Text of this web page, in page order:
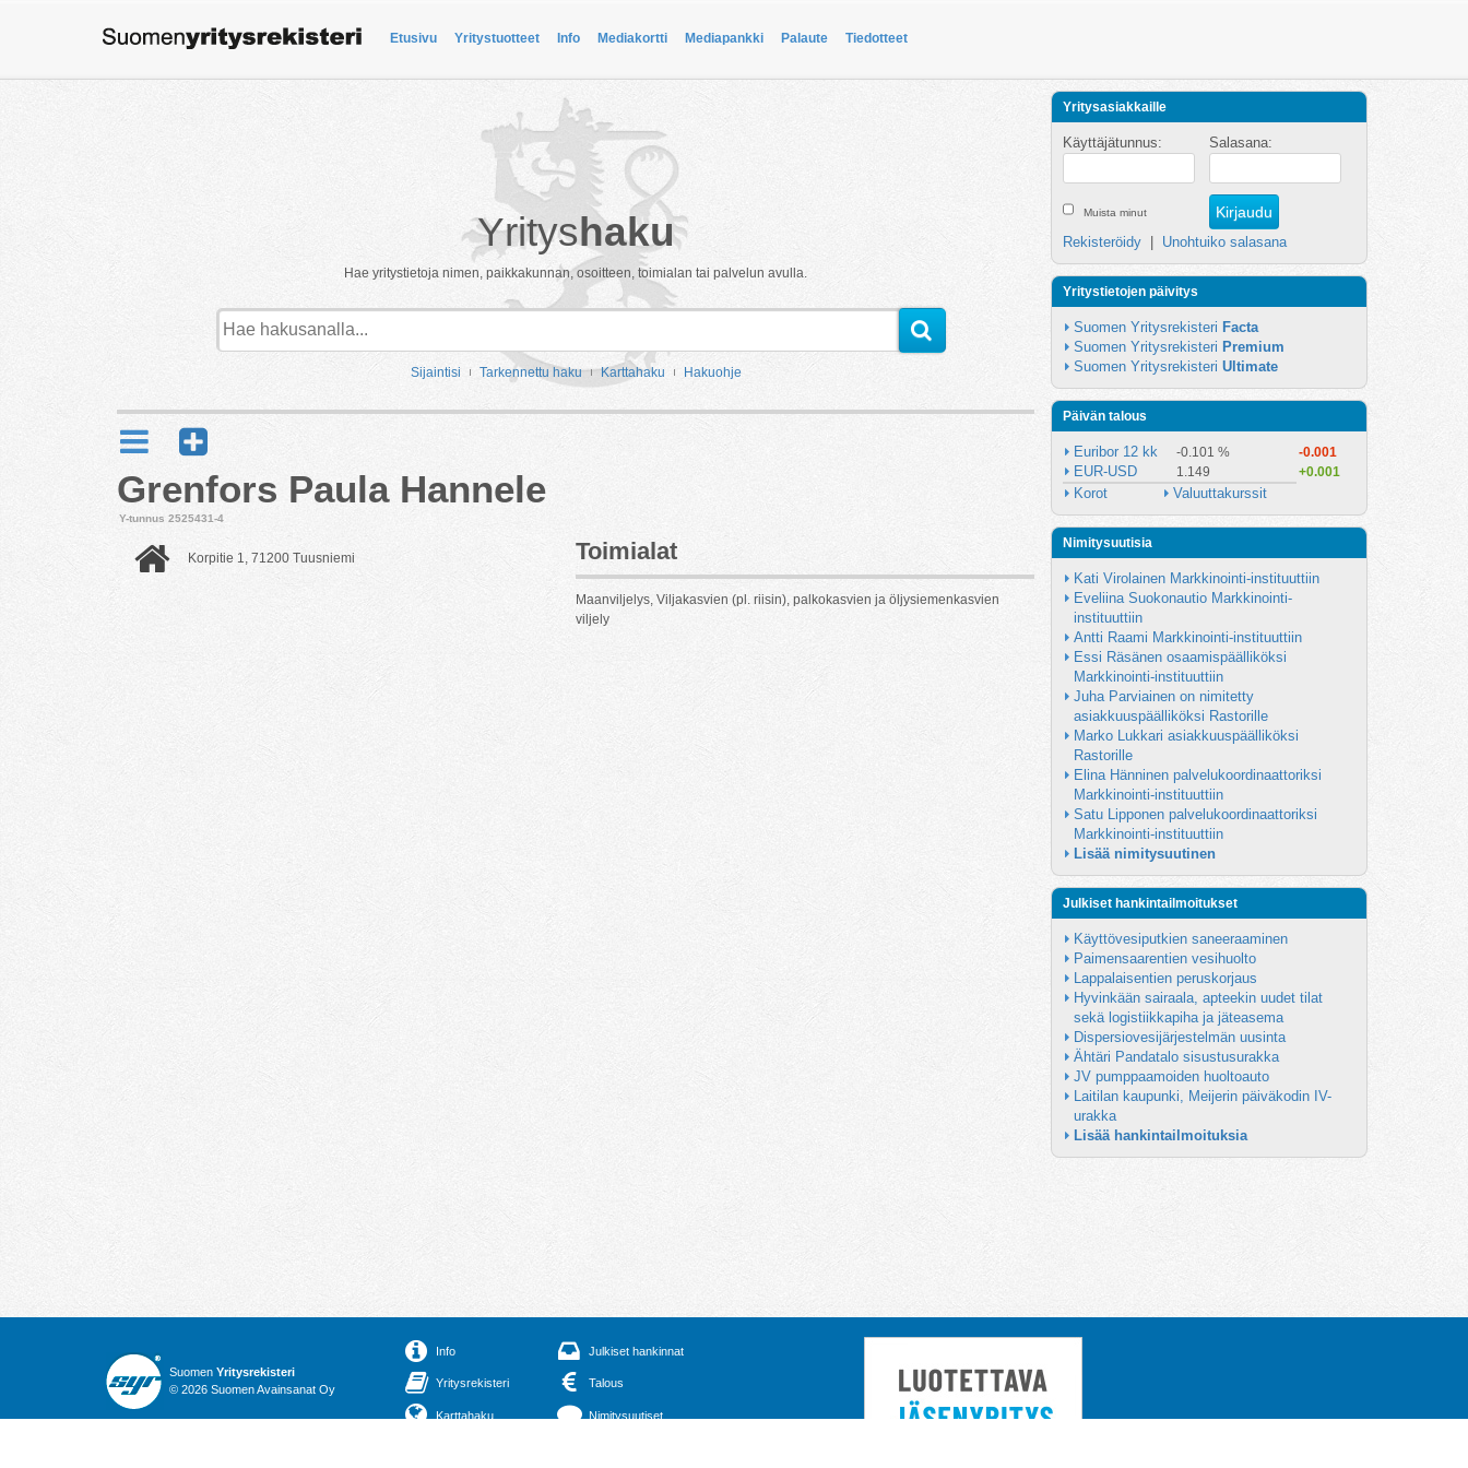
Etusivu Yritystuotteet Info Mediakortti Mediapankki Palaute Tiedotteet
Yrityshaku
Hae yritystietoja nimen, paikkakunnan, osoitteen, toimialan tai palvelun avulla.
Sijaintisi Tarkennettu haku Karttahaku Hakuohje
Grenfors Paula Hannele
Y-tunnus 2525431-4
Korpitie 1, 71200 Tuusniemi Toimialat
Maanviljelys, Viljakasvien (pl. riisin), palkokasvien ja öljysiemenkasvien
viljely
Yritysasiakkaille
Käyttäjätunnus: Salasana:
Muista minut
Rekisteröidy Unohtuiko salasana
Yritystietojen päivitys
Suomen Yritysrekisteri Facta
Suomen Yritysrekisteri Premium
Suomen Yritysrekisteri Ultimate
Päivän talous
Euribor 12 kk -0.101 % -0.001
EUR-USD 1.149 +0.001
Korot Valuuttakurssit
Nimitysuutisia
Kati Virolainen Markkinointi-instituuttiin
Eveliina Suokonautio Markkinointi-
instituuttiin
Antti Raami Markkinointi-instituuttiin
Essi Räsänen osaamispäälliköksi
Markkinointi-instituuttiin
Juha Parviainen on nimitetty
asiakkuuspäälliköksi Rastorille
Marko Lukkari asiakkuuspäälliköksi
Rastorille
Elina Hänninen palvelukoordinaattoriksi
Markkinointi-instituuttiin
Satu Lipponen palvelukoordinaattoriksi
Markkinointi-instituuttiin
Lisää nimitysuutinen
Julkiset hankintailmoitukset
Käyttövesiputkien saneeraaminen
Paimensaarentien vesihuolto
Lappalaisentien peruskorjaus
Hyvinkään sairaala, apteekin uudet tilat
sekä logistiikkapiha ja jäteasema
Dispersiovesijärjestelmän uusinta
Ähtäri Pandatalo sisustusurakka
JV pumppaamoiden huoltoauto
Laitilan kaupunki, Meijerin päiväkodin IV-
urakka
Lisää hankintailmoituksia
Suomen Yritysrekisteri
© 2026 Suomen Avainsanat Oy
Info
Yritysrekisteri
Karttahaku
Julkiset hankinnat
Talous
Nimitysuutiset